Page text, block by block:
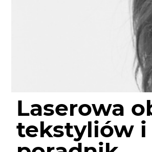
Laserowa
tekstyliów i